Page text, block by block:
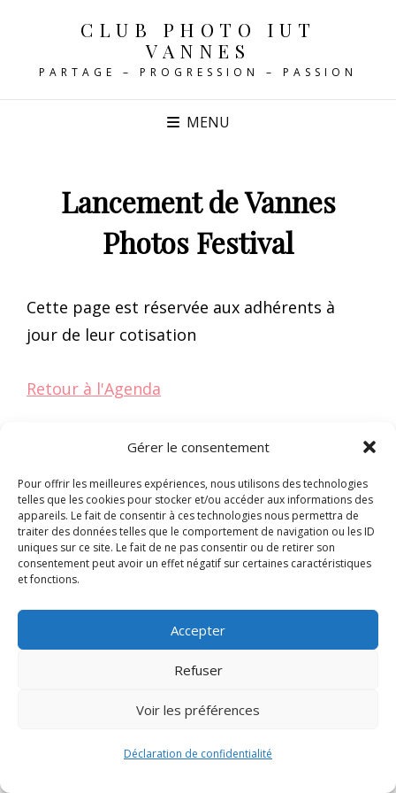
Gérer le consentement
Pour offrir les meilleures expériences, nous utilisons des technologies
telles que les cookies pour stocker et/ou accéder aux informations des
appareils. Le fait de consentir à ces technologies nous permettra de
traiter des données telles que le comportement de navigation ou les ID
uniques sur ce site. Le fait de ne pas consentir ou de retirer son
consentement peut avoir un effet négatif sur certaines caractéristiques
et fonctions.
Accepter
Refuser
Voir les préférences
Déclaration de confidentialité
CLUB PHOTO IUT
VANNES
PARTAGE – PROGRESSION – PASSION
MENU
Lancement de Vannes
Photos Festival
Cette page est réservée aux adhérents à
jour de leur cotisation
Retour à l'Agenda
Signify-Child ByClub Photo IUT Vannes @2024